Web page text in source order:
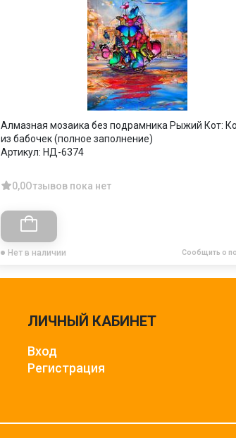
Алмазная мозаика без подрамника Рыжий Кот:
из бабочек (полное заполнение)
Артикул: НД-6374
0,0Отзывов пока нет
Нет в наличии Сообщить о
ЛИЧНЫЙ КАБИНЕТ
Вход
Регистрация